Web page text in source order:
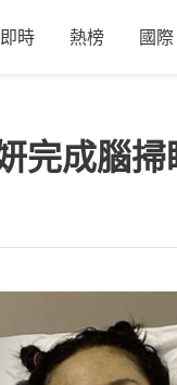
即時 熱榜 國際
完成腦